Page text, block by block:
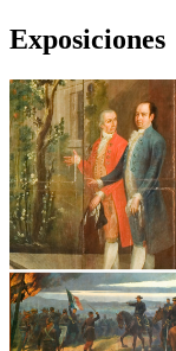
Exposiciones